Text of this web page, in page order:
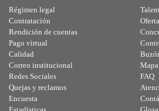
Régimen legal
Contratación
Rendición de cuentas
Pago virtual
Calidad
Correo institucional
Redes Sociales
Quejas y reclamos
Encuesta
FAQ